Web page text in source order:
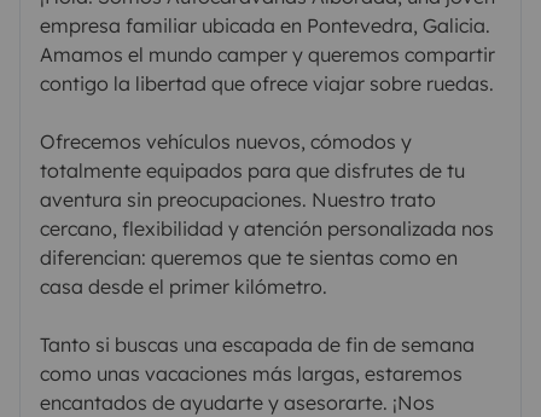
empresa familiar ubicada en Pontevedra, Galicia.
Amamos el mundo camper y queremos compartir
contigo la libertad que ofrece viajar sobre ruedas.
Ofrecemos vehículos nuevos, cómodos y
totalmente equipados para que disfrutes de tu
aventura sin preocupaciones. Nuestro trato
cercano, flexibilidad y atención personalizada nos
diferencian: queremos que te sientas como en
casa desde el primer kilómetro.
Tanto si buscas una escapada de fin de semana
como unas vacaciones más largas, estaremos
encantados de ayudarte y asesorarte. ¡Nos